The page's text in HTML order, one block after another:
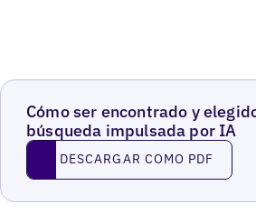
Cómo ser encontrado y
búsqueda impulsada por IA
Descargar como PDF
DESCARGAR COMO PDF